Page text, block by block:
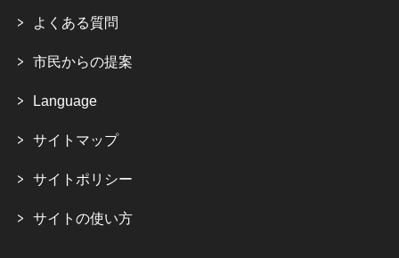
よくある質問
市民からの提案
Language
サイトマップ
サイトポリシー
サイトの使い方